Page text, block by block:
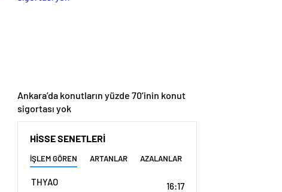
Ankara’da konutların yüzde 70’inin konut
sigortası yok
HİSSE SENETLERİ
İŞLEM GÖREN ARTANLAR AZALANLAR
THYAO 16:17